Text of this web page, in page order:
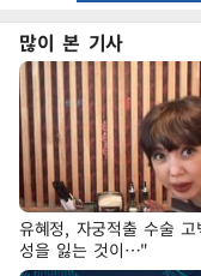
많이 본 기사
유혜정, 자궁적출 수술
성을 잃는 것이…"